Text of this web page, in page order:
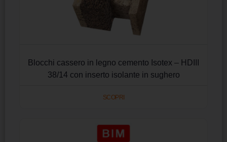
Blocchi cassero in legno cemento Isotex – HDIII
38/14 con inserto isolante in sughero
SCOPRI